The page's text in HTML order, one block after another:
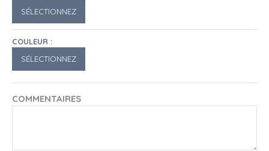
COULEUR :
COMMENTAIRES